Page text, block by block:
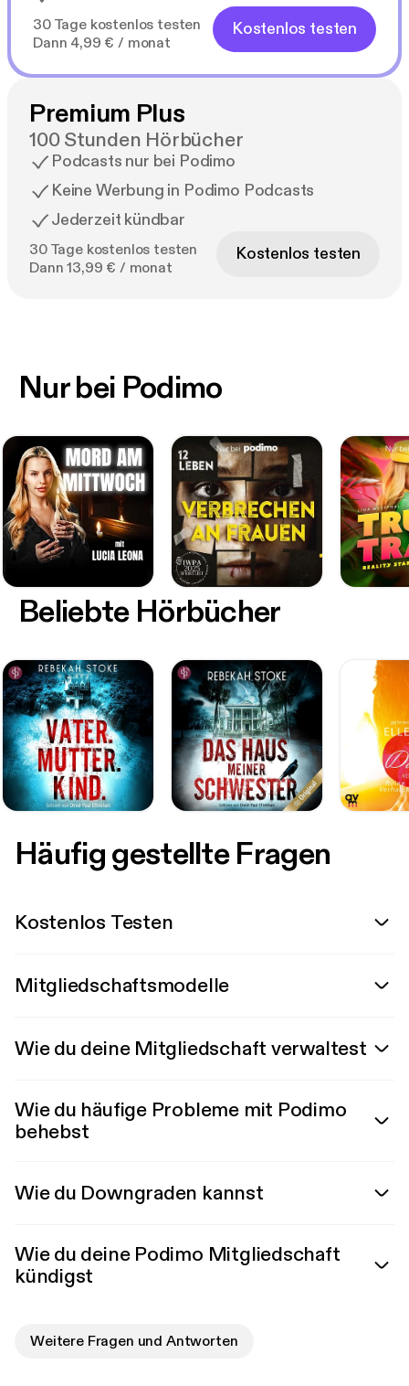
30 Tage kostenlos testen
Dann 4,99 € / monat
Kostenlos testen
Premium Plus
100 Stunden Hörbücher
Podcasts nur bei Podimo
Keine Werbung in Podimo Podcasts
Jederzeit kündbar
30 Tage kostenlos testen
Dann 13,99 € / monat
Kostenlos testen
Nur bei Podimo
Beliebte Hörbücher
Häufig gestellte Fragen
Kostenlos Testen
Mitgliedschaftsmodelle
Wie du deine Mitgliedschaft verwaltest
Wie du häufige Probleme mit Podimo
behebst
Wie du Downgraden kannst
Wie du deine Podimo Mitgliedschaft
kündigst
Weitere Fragen und Antworten